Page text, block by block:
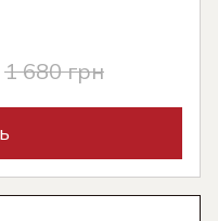
1 680 грн